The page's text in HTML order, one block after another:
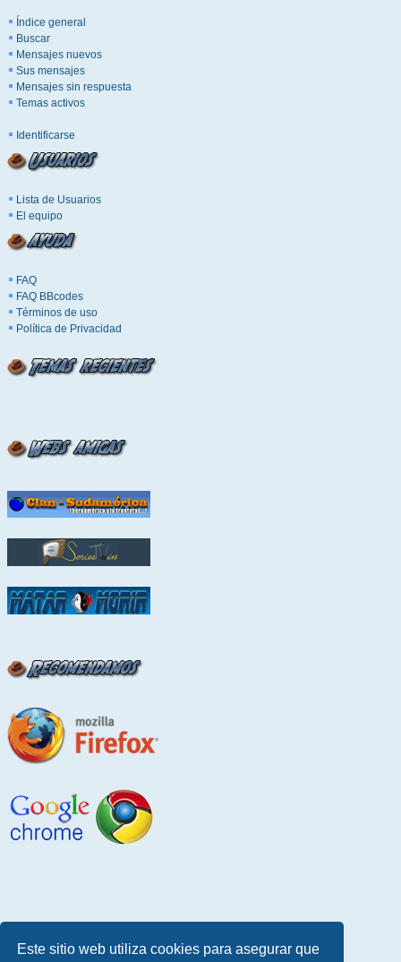
Este sitio web utiliza cookies para asegurar que
Índice general
Buscar
Mensajes nuevos
Sus mensajes
Mensajes sin respuesta
Temas activos
Identificarse
Lista de Usuarios
El equipo
FAQ
FAQ BBcodes
Términos de uso
Política de Privacidad